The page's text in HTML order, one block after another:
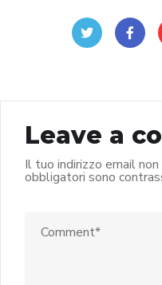
Leave a
Il tuo indirizzo email
obbligatori sono